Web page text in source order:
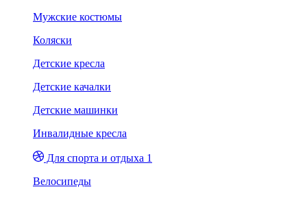
Мужские костюмы
Коляски
Детские кресла
Детские качалки
Детские машинки
Инвалидные кресла
Для спорта и отдыха 1
Велосипеды